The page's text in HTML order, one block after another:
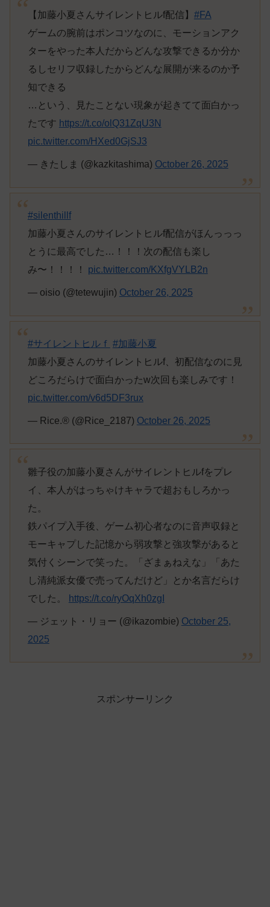
【加藤小夏さんサイレントヒルf配信】 #FA
ゲームの腕前はポンコツなのに、モーションアク
ターをやった本人だからどんな攻撃できるか分か
るしセリフ収録したからどんな展開が来るのか予
知できる
…という、見たことない現象が起きてて面白かっ
たです https://t.co/olQ31ZqU3N
pic.twitter.com/HXed0GjSJ3
— きたしま (@kazkitashima) October 26, 2025
#silenthillf
加藤小夏さんのサイレントヒルf配信がほんっっっ
とうに最高でした…！！！次の配信も楽し
み〜！！！！ pic.twitter.com/KXfgVYLB2n
— oisio (@tetewujin) October 26, 2025
#サイレントヒルｆ #加藤小夏
加藤小夏さんのサイレントヒルf、初配信なのに見
どころだらけで面白かったw次回も楽しみです！
pic.twitter.com/v6d5DF3rux
— Rice.® (@Rice_2187) October 26, 2025
雛子役の加藤小夏さんがサイレントヒルfをプレ
イ、本人がはっちゃけキャラで超おもしろかっ
た。
鉄パイプ入手後、ゲーム初心者なのに音声収録と
モーキャプした記憶から弱攻撃と強攻撃があると
気付くシーンで笑った。「ざまぁねえな」「あた
し清純派女優で売ってんだけど」とか名言だらけ
でした。
https://t.co/ryOqXh0zgI
— ジェット・リョー (@ikazombie) October 25,
2025
スポンサーリンク